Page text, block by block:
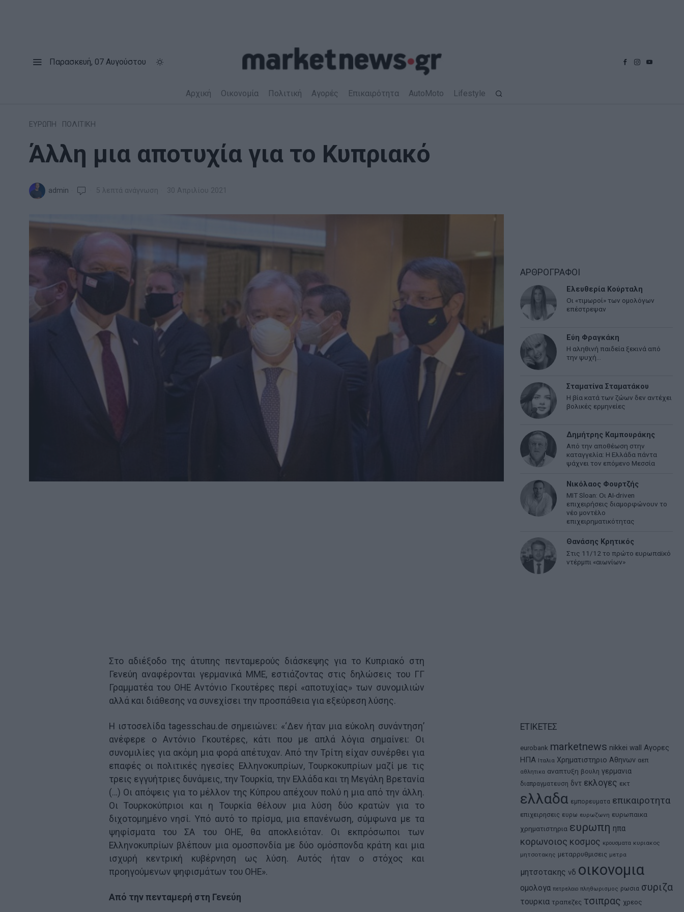
Παρασκευή, 07 Αυγούστου
Αρχική Οικονομία Πολιτική Αγορές Επικαιρότητα AutoMoto Lifestyle
ΕΥΡΩΠΗ ΠΟΛΙΤΙΚΗ
Άλλη μια αποτυχία για το Κυπριακό
admin 5 λεπτά ανάγνωση 30 Απριλίου 2021
Στο αδιέξοδο της άτυπης πενταμερούς διάσκεψης για το Κυπριακό στη
Γενεύη αναφέρονται γερμανικά ΜΜΕ, εστιάζοντας στις δηλώσεις του ΓΓ
Γραμματέα του ΟΗΕ Αντόνιο Γκουτέρες περί «αποτυχίας» των συνομιλιών
αλλά και διάθεσης να συνεχίσει την προσπάθεια για εξεύρεση λύσης.
Η ιστοσελίδα tagesschau.de σημειώνει: «‘Δεν ήταν μια εύκολη συνάντηση’
ανέφερε ο Αντόνιο Γκουτέρες, κάτι που με απλά λόγια σημαίνει: Οι
συνομιλίες για ακόμη μια φορά απέτυχαν. Από την Τρίτη είχαν συνέρθει για
επαφές οι πολιτικές ηγεσίες Ελληνοκυπρίων, Τουρκοκυπρίων μαζί με τις
τρεις εγγυήτριες δυνάμεις, την Τουρκία, την Ελλάδα και τη Μεγάλη Βρετανία
(…) Οι απόψεις για το μέλλον της Κύπρου απέχουν πολύ η μια από την άλλη.
Οι Τουρκοκύπριοι και η Τουρκία θέλουν μια λύση δύο κρατών για το
διχοτομημένο νησί. Υπό αυτό το πρίσμα, μια επανένωση, σύμφωνα με τα
ψηφίσματα του ΣΑ του ΟΗΕ, θα αποκλειόταν. Οι εκπρόσωποι των
Ελληνοκυπρίων βλέπουν μια ομοσπονδία με δύο ομόσπονδα κράτη και μια
ισχυρή κεντρική κυβέρνηση ως λύση. Αυτός ήταν ο στόχος και
προηγούμενων ψηφισμάτων του ΟΗΕ».
Από την πενταμερή στη Γενεύη
ΑΡΘΡΟΓΡΑΦΟΙ
Ελευθερία Κούρταλη
Οι «τιμωροί» των ομολόγων
επέστρεψαν
Εύη Φραγκάκη
Η αληθινή παιδεία ξεκινά από
την ψυχή…
Σταματίνα Σταματάκου
Η βία κατά των ζώων δεν αντέχει
βολικές ερμηνείες
Δημήτρης Καμπουράκης
Από την αποθέωση στην
καταγγελία: Η Ελλάδα πάντα
ψάχνει τον επόμενο Μεσσία
Νικόλαος Φουρτζής
MIT Sloan: Οι AI-driven
επιχειρήσεις διαμορφώνουν το
νέο μοντέλο
επιχειρηματικότητας
Θανάσης Κρητικός
Στις 11/12 το πρώτο ευρωπαϊκό
ντέρμπι «αιωνίων»
ΕΤΙΚΕΤΕΣ
eurobank marketnews nikkei wall
Αγορες
ΗΠΑ Ιταλια Χρηματιστηριο Αθηνων αεπ
αθλητικα αναπτυξη βουλη γερμανια
διαπραγματευση δντ εκλογες εκτ
ελλαδα εμπορευματα επικαιροτητα
επιχειρησεις ευρω ευρωζωνη ευρωπαικα
χρηματιστηρια ευρωπη ηπα
κορωνοιος κοσμος κρουσματα κυριακος
μητσοτακης μεταρρυθμισεις μετρα
μητσοτακης νδ οικονομια
ομολογα πετρελαιο πληθωρισμος ρωσια συριζα
τουρκια τραπεζες τσιπρας χρεος